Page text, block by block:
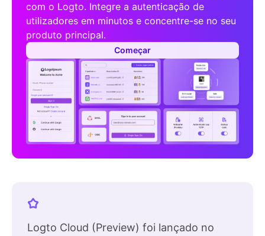
com o Logto. Integre a autenticação de
utilizadores em minutos e concentre-se no seu
produto principal.
Começar
Logto Cloud (Preview) foi lançado no